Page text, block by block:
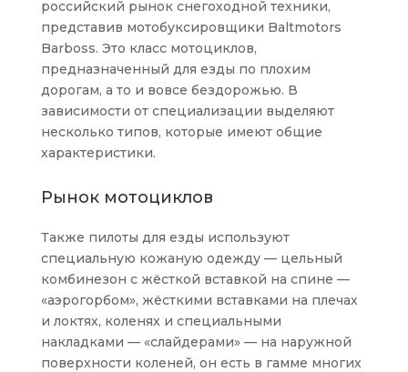
российский рынок снегоходной техники,
представив мотобуксировщики Baltmotors
Barboss. Это класс мотоциклов,
предназначенный для езды по плохим
дорогам, а то и вовсе бездорожью. В
зависимости от специализации выделяют
несколько типов, которые имеют общие
характеристики.
Рынок мотоциклов
Также пилоты для езды используют
специальную кожаную одежду — цельный
комбинезон с жёсткой вставкой на спине —
«аэрогорбом», жёсткими вставками на плечах
и локтях, коленях и специальными
накладками — «слайдерами» — на наружной
поверхности коленей, он есть в гамме многих